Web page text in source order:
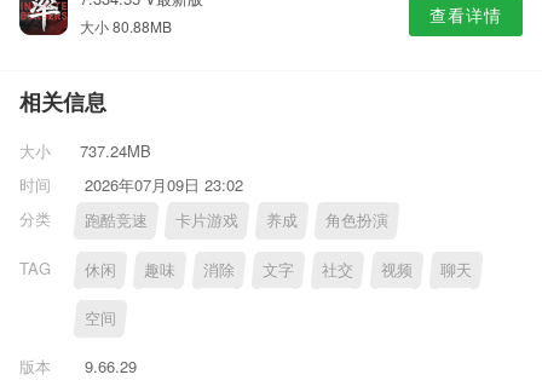
大小 80.88MB 查看详情
相关信息
大小
737.24MB
时间
2026年07月09日 23:02
分类
跑酷竞速 卡片游戏 养成 角色扮演
TAG 休闲 趣味 消除 文字 社交 视频 聊天
空间
版本
9.66.29